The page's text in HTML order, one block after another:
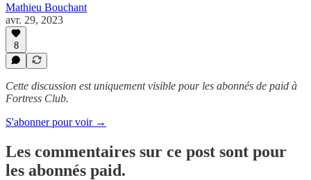
Mathieu Bouchant
avr. 29, 2023
8
Cette discussion est uniquement visible pour les abonnés de paid à
Fortress Club.
S'abonner pour voir →
Les commentaires sur ce post sont pour
les abonnés paid.